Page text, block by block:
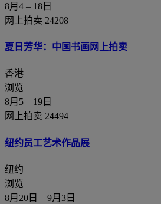
8月4 – 18日
网上拍卖 24208
夏日芳华：中国书画网上拍卖
香港
浏览
8月5 – 19日
网上拍卖 24494
纽约员工艺术作品展
纽约
浏览
8月20日 – 9月3日